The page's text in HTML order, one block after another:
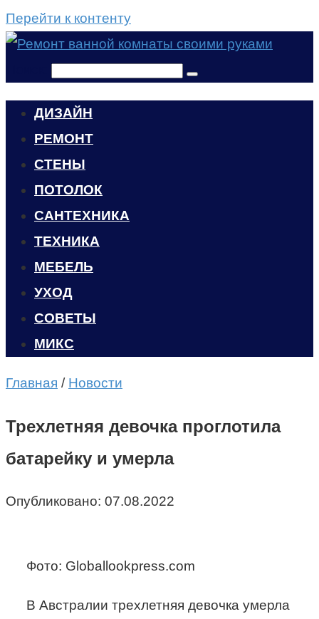
Перейти к контенту
ДИЗАЙН
РЕМОНТ
СТЕНЫ
ПОТОЛОК
САНТЕХНИКА
ТЕХНИКА
МЕБЕЛЬ
УХОД
CОВЕТЫ
МИКС
Главная / Новости
Трехлетняя девочка проглотила
батарейку и умерла
Опубликовано: 07.08.2022
Фото: Globallookpress.com
В Австралии трехлетняя девочка умерла